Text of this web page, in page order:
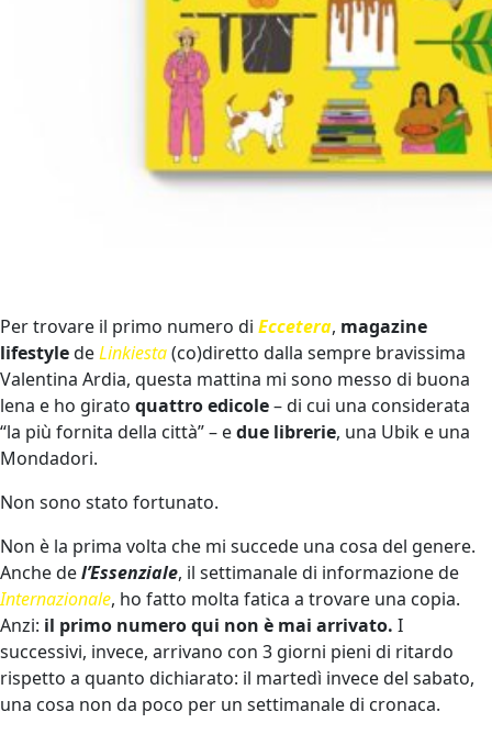
Per trovare il primo numero di Eccetera, magazine
lifestyledeLinkiesta(co)diretto dalla sempre bravissima
Valentina Ardia, questa mattina mi sono messo di buona
lena e ho girato quattro edicole– di cui una considerata
“la più fornita della città” – edue librerie, una Ubik e una
Mondadori.
Non sono stato fortunato.
Non è la prima volta che mi succede una cosa del genere.
Anche del’Essenziale, il settimanale di informazione de
Internazionale, ho fatto molta fatica a trovare una copia.
Anzi: il primo numero qui non è mai arrivato. I
successivi, invece, arrivano con 3 giorni pieni di ritardo
rispetto a quanto dichiarato: il martedì invece del sabato,
una cosa non da poco per un settimanale di cronaca.